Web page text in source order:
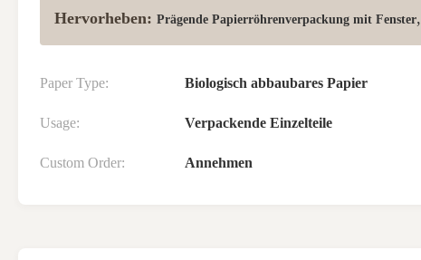
Hervorheben: Prägende Papierröhrenverpackung mit Fenster,
Paper Type: Biologisch abbaubares Papier
Usage: Verpackende Einzelteile
Custom Order: Annehmen